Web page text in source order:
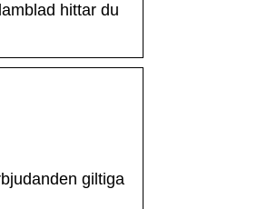
hittar du
giltiga